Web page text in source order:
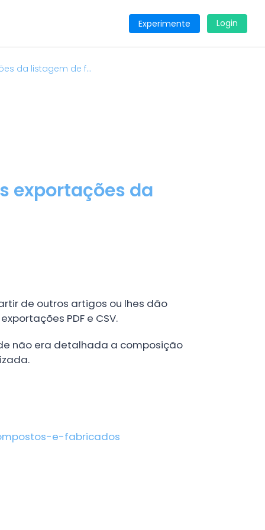
Experimente Login
da listagem de f...
exportações da
de outros artigos ou lhes dão
PDF e CSV.
não era detalhada a composição
e-fabricados